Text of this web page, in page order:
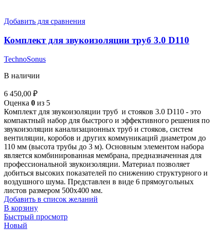
Добавить для сравнения
Комплект для звукоизоляции труб 3.0 D110
TechnoSonus
В наличии
6 450,00 ₽
Оценка 0 из 5
Комплект для звукоизоляции труб и стояков 3.0 D110 - это
компактный набор для быстрого и эффективного решения по
звукоизоляции канализационных труб и стояков, систем
вентиляции, коробов и других коммуникаций диаметром до
110 мм (высота трубы до 3 м). Основным элементом набора
является комбинированная мембрана, предназначенная для
профессиональной звукоизоляции. Материал позволяет
добиться высоких показателей по снижению структурного и
воздушного шума. Представлен в виде 6 прямоугольных
листов размером 500х400 мм.
Добавить в список желаний
В корзину
Быстрый просмотр
Новый